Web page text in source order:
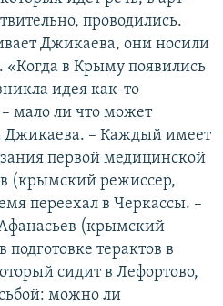
проводились.
Джикаева, они носили
в Крыму появились
идея как-то
– мало ли что может
Джикаева. – Каждый имеет
первой медицинской
(крымский режиссер,
переехал в Черкассы. –
(крымский
терактов в
сидит в Лефортово,
можно ли